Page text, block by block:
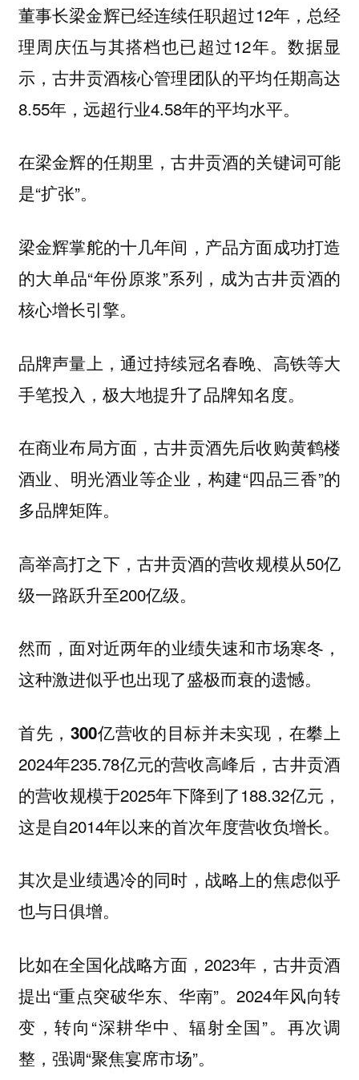
董事长梁金辉已经连续任职超过12年，总经
理周庆伍与其搭档也已超过12年。数据显
示，古井贡酒核心管理团队的平均任期高达
8.55年，远超行业4.58年的平均水平。
在梁金辉的任期里，古井贡酒的关键词可能
是“扩张”。
梁金辉掌舵的十几年间，产品方面成功打造
的大单品“年份原浆”系列，成为古井贡酒的
核心增长引擎。
品牌声量上，通过持续冠名春晚、高铁等大
手笔投入，极大地提升了品牌知名度。
在商业布局方面，古井贡酒先后收购黄鹤楼
酒业、明光酒业等企业，构建“四品三香”的
多品牌矩阵。
高举高打之下，古井贡酒的营收规模从50亿
级一路跃升至200亿级。
然而，面对近两年的业绩失速和市场寒冬，
这种激进似乎也出现了盛极而衰的遗憾。
首先，300亿营收的目标并未实现 ，在攀上
2024年235.78亿元的营收高峰后，古井贡酒
的营收规模于2025年下降到了188.32亿元，
这是自2014年以来的首次年度营收负增长。
其次是业绩遇冷的同时，战略上的焦虑似乎
也与日俱增。
比如在全国化战略方面，2023年，古井贡酒
提出“重点突破华东、华南”。2024年风向转
变，转向“深耕华中、辐射全国”。再次调
整，强调“聚焦宴席市场”。